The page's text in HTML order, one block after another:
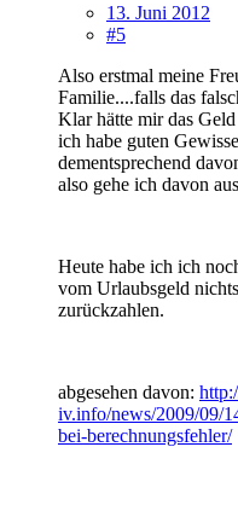
13. Juni 2012
#5
Also erstmal meine
Familie....falls das
Klar hätte mir das
ich habe guten
dementsprechend
also gehe ich davon
Heute habe ich ich
vom Urlaubsgeld
zurückzahlen.
abgesehen davon:
iv.info/news/2009/09/
bei-berechnungsfehler/